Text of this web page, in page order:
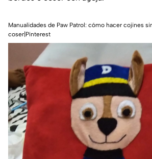
Manualidades de Paw Patrol: cómo hacer cojines
coser|Pinterest